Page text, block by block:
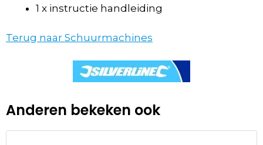
1 x instructie handleiding
Terug naar Schuurmachines
Anderen bekeken ook